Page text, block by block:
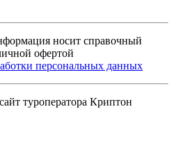
носит справочный
офертой
персональных данных
туроператора Криптон